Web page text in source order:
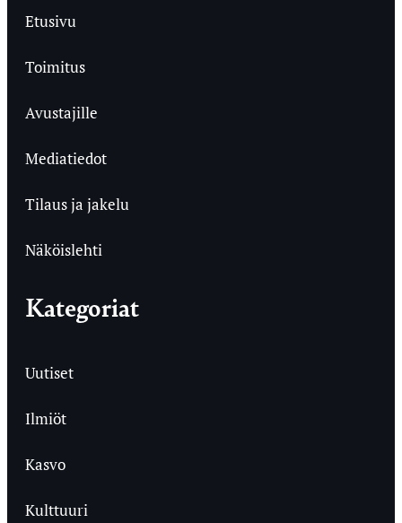
Etusivu
Toimitus
Avustajille
Mediatiedot
Tilaus ja jakelu
Näköislehti
Kategoriat
Uutiset
Ilmiöt
Kasvo
Kulttuuri